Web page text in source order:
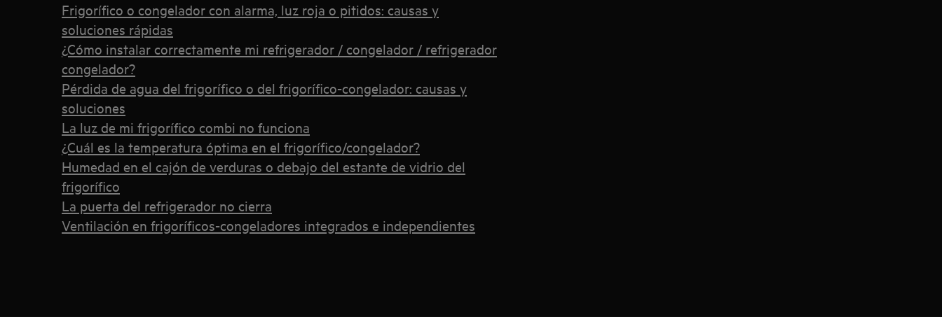
Frigorífico o congelador con alarma, luz roja o pitidos: causas y
soluciones rápidas
¿Cómo instalar correctamente mi refrigerador / congelador / refrigerador
congelador?
Pérdida de agua del frigorífico o del frigorífico-congelador: causas y
soluciones
La luz de mi frigorífico combi no funciona
¿Cuál es la temperatura óptima en el frigorífico/congelador?
Humedad en el cajón de verduras o debajo del estante de vidrio del
frigorífico
La puerta del refrigerador no cierra
Ventilación en frigoríficos-congeladores integrados e independientes